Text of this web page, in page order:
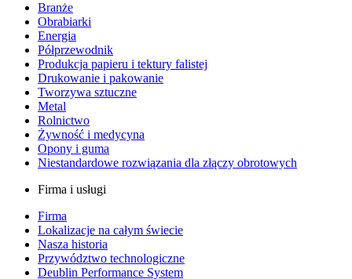
Branże
Obrabiarki
Energia
Półprzewodnik
Produkcja papieru i tektury falistej
Drukowanie i pakowanie
Tworzywa sztuczne
Metal
Rolnictwo
Żywność i medycyna
Opony i guma
Niestandardowe rozwiązania dla złączy obrotowych
Firma i usługi
Firma
Lokalizacje na całym świecie
Nasza historia
Przywództwo technologiczne
Deublin Performance System